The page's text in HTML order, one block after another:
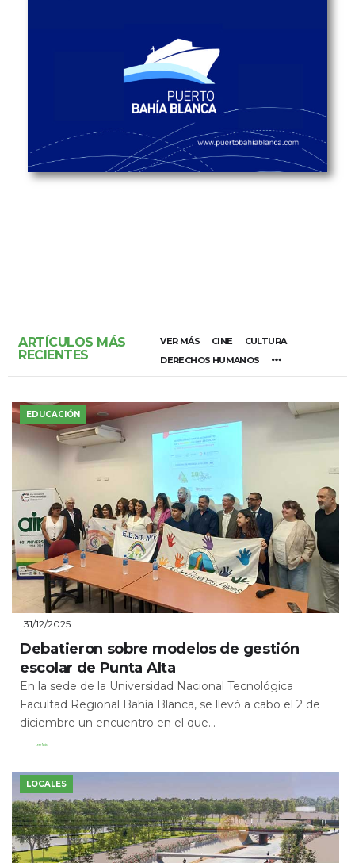
ARTÍCULOS MÁS
RECIENTES
VER MÁS CINE
CULTURA
DERECHOS HUMANOS
EDUCACIÓN
31/12/2025
Debatieron sobre modelos de gestión
escolar de Punta Alta
En la sede de la Universidad Nacional Tecnológica
Facultad Regional Bahía Blanca, se llevó a cabo el 2 de
diciembre un encuentro en el que...
Leer Más
LOCALES